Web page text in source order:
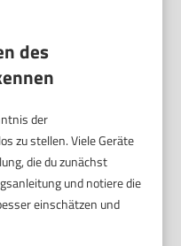
des
der
zu stellen. Viele Geräte
die du zunächst
und notiere die
einschätzen und